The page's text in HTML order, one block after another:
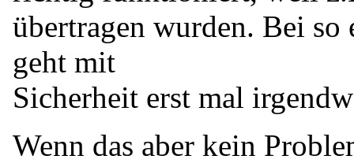
übertragen wurden. Bei so
geht mit
Sicherheit erst mal
Wenn das aber kein